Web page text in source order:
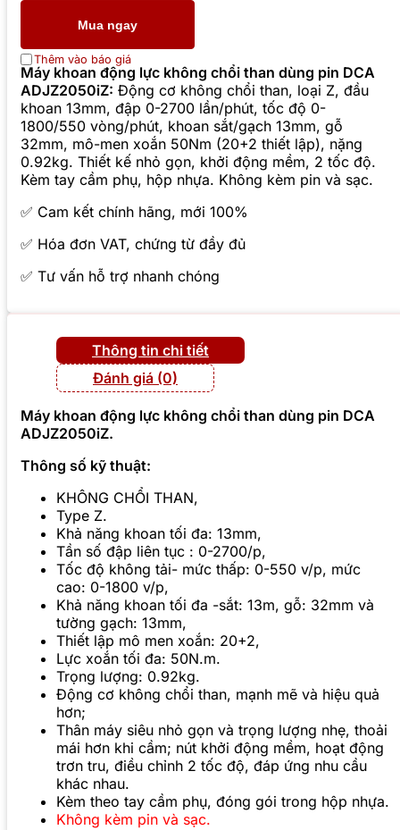
Mua ngay
Thêm vào báo giá
Máy khoan động lực không chổi than dùng pin DCA
ADJZ2050iZ: Động cơ không chổi than, loại Z, đầu
khoan 13mm, đập 0-2700 lần/phút, tốc độ 0-
1800/550 vòng/phút, khoan sắt/gạch 13mm, gỗ
32mm, mô-men xoắn 50Nm (20+2 thiết lập), nặng
0.92kg. Thiết kế nhỏ gọn, khởi động mềm, 2 tốc độ.
Kèm tay cầm phụ, hộp nhựa. Không kèm pin và sạc.
✅ Cam kết chính hãng, mới 100%
✅ Hóa đơn VAT, chứng từ đầy đủ
✅ Tư vấn hỗ trợ nhanh chóng
Thông tin chi tiết
Đánh giá (0)
Máy khoan động lực không chổi than dùng pin DCA
ADJZ2050iZ.
Thông số kỹ thuật:
KHÔNG CHỔI THAN,
Type Z.
Khả năng khoan tối đa: 13mm,
Tần số đập liên tục : 0-2700/p,
Tốc độ không tải- mức thấp: 0-550 v/p, mức
cao: 0-1800 v/p,
Khả năng khoan tối đa -sắt: 13m, gỗ: 32mm và
tường gạch: 13mm,
Thiết lập mô men xoắn: 20+2,
Lực xoắn tối đa: 50N.m.
Trọng lượng: 0.92kg.
Động cơ không chổi than, mạnh mẽ và hiệu quả
hơn;
Thân máy siêu nhỏ gọn và trọng lượng nhẹ, thoải
mái hơn khi cầm; nút khởi động mềm, hoạt động
trơn tru, điều chỉnh 2 tốc độ, đáp ứng nhu cầu
khác nhau.
Kèm theo tay cầm phụ, đóng gói trong hộp nhựa.
Không kèm pin và sạc.